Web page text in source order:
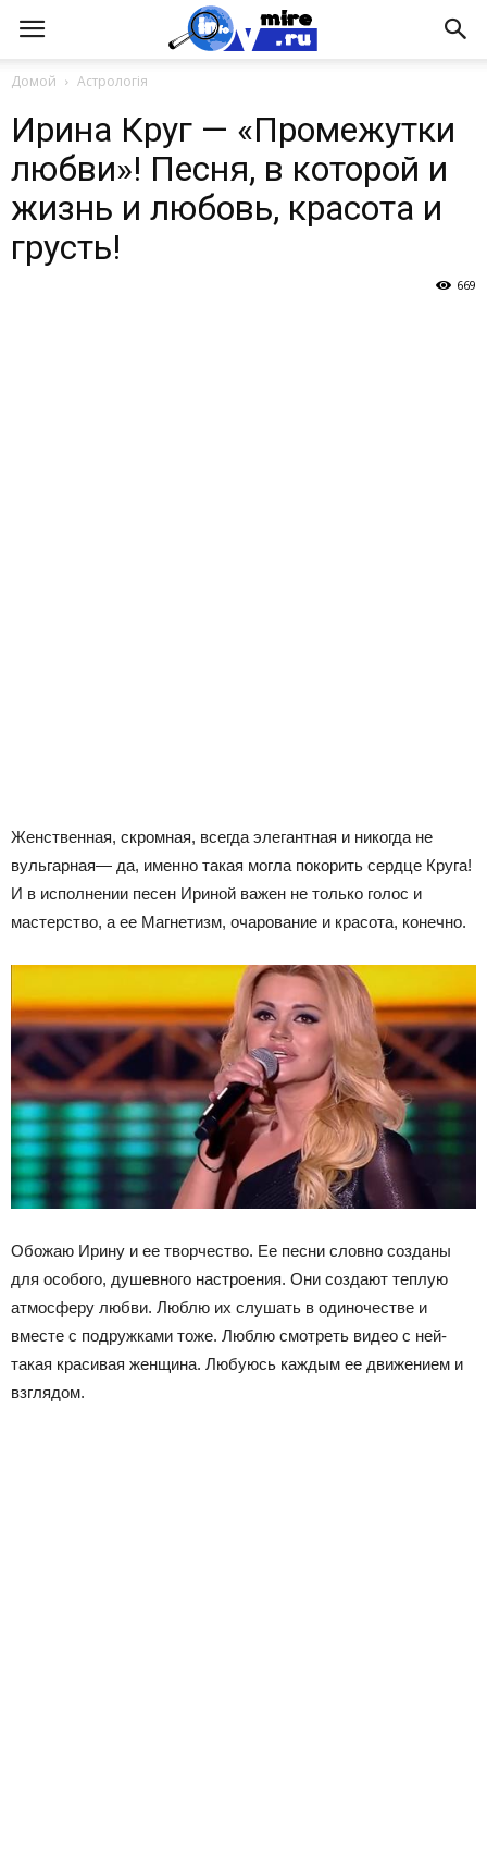
Домой Астрологія
Ирина Круг — «Промежутки
любви»! Песня, в которой и
жизнь и любовь, красота и
грусть!
669
Женственная, скромная, всегда элегантная и никогда не
вульгарная— да, именно такая могла покорить сердце Круга!
И в исполнении песен Ириной важен не только голос и
мастерство, а ее Магнетизм, очарование и красота, конечно.
Обожаю Ирину и ее творчество. Ее песни словно созданы
для особого, душевного настроения. Они создают теплую
атмосферу любви. Люблю их слушать в одиночестве и
вместе с подружками тоже. Люблю смотреть видео с ней-
такая красивая женщина. Любуюсь каждым ее движением и
взглядом.